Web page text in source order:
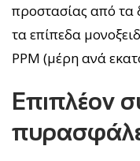
προστασίας από τα
τα επίπεδα
PPM (μέρη ανά
Επιπλέον